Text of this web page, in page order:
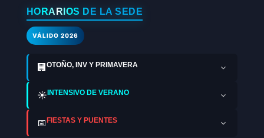
HORARIOS DE LA SEDE
VÁLIDO 2026
🏢 OTOÑO, INV Y PRIMAVERA
☀️INTENSIVO DE VERANO
📅FIESTAS Y PUENTES